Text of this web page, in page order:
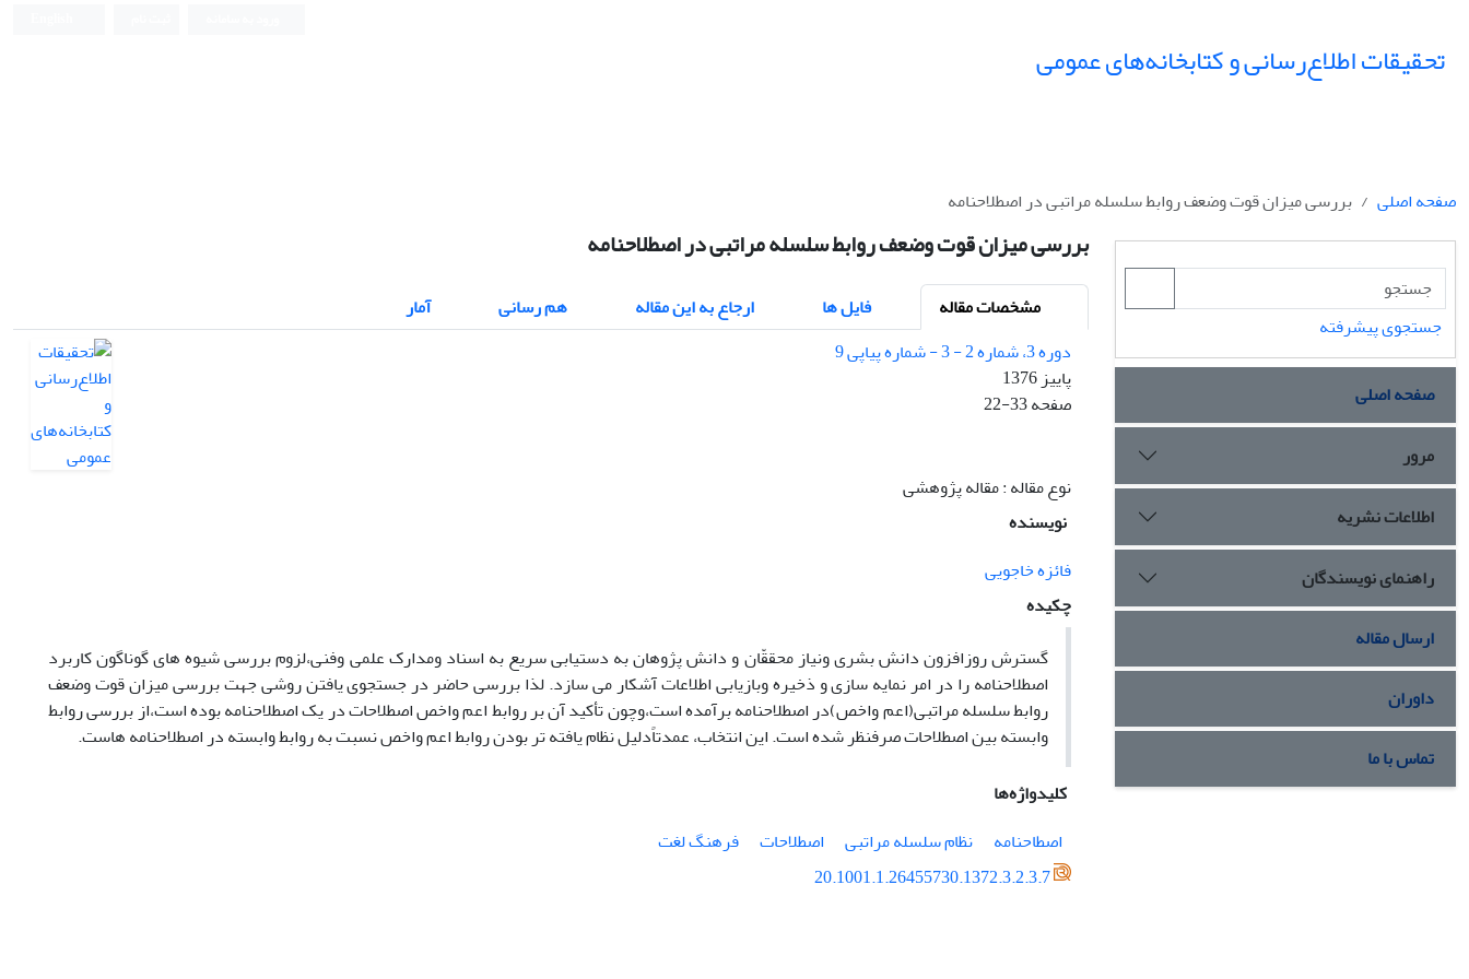
تحقیقات اطلاع‌رسانی و کتابخانه‌های عمومی
صفحه اصلی بررسی میزان قوت وضعف روابط سلسله مراتبی در اصطلاحنامه
بررسی میزان قوت وضعف روابط سلسله مراتبی در اصطلاحنامه
مشخصات مقاله فایل ها ارجاع به این مقاله هم رسانی
آمار
دوره 3، شماره 2 - 3 - شماره پیاپی 9
پاییز 1376
صفحه22-33
نوع مقاله : مقاله پژوهشی
نویسنده
فائزه خاجویی
چکیده
گسترش روزافزون دانش بشری ونیاز محققّان و دانش پژوهان به دستیابی سریع به اسناد ومدارک علمی وفنی،لزوم بررسی شیوه های گوناگون کاربرد
اصطلاحنامه را در امر نمایه سازی و ذخیره وبازیابی اطلاعات آشکار می سازد. لذا بررسی حاضر در جستجوی یافتن روشی جهت بررسی میزان قوت وضعف
روابط سلسله مراتبی(اعم واخص)در اصطلاحنامه برآمده است،وچون تأکید آن بر روابط اعم واخص اصطلاحات در یک اصطلاحنامه بوده است،از بررسی روابط
وابسته بین اصطلاحات صرفنظر شده است. این انتخاب، عمدتاًدلیل نظام یافته تر بودن روابط اعم واخص نسبت به روابط وابسته در اصطلاحنامه هاست.
کلیدواژه‌ها
اصطاحنامه
نظام سلسله مراتبی اصطلاحات
فرهنگ لغت
20.1001.1.26455730.1372.3.2.3.7
جستجوی پیشرفته
صفحه اصلی
مرور
اطلاعات نشریه
راهنمای نویسندگان
ارسال مقاله
داوران
تماس با ما